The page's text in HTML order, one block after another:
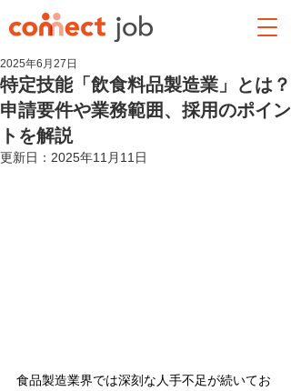
特定技能「飲食料品製造業」とは？
申請要件や業務範囲、採用のポイン
トを解説
2025年6月27日
更新日： 2025年11月11日
食品製造業界では深刻な人手不足が続いてお